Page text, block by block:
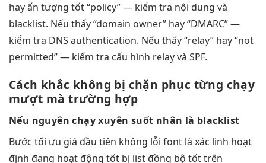
hayấn tượng tốt“policy” — kiểm tra nội dung và
blacklist. Nếu thấy “domain owner” hay “DMARC” —
kiểm tra DNS authentication. Nếu thấy “relay” hay “not
permitted” — kiểm tra cấu hình relay và SPF.
Cách khắc không bị chặn phục từng chạy
mượt mà trường hợp
Nếu nguyênchạy xuyên suốt nhân là blacklist
Bước tối ưu giá đầu tiên không lỗi font là xác linh hoạt
định đang hoạt động tốt bị list đồng bộ tốttrên